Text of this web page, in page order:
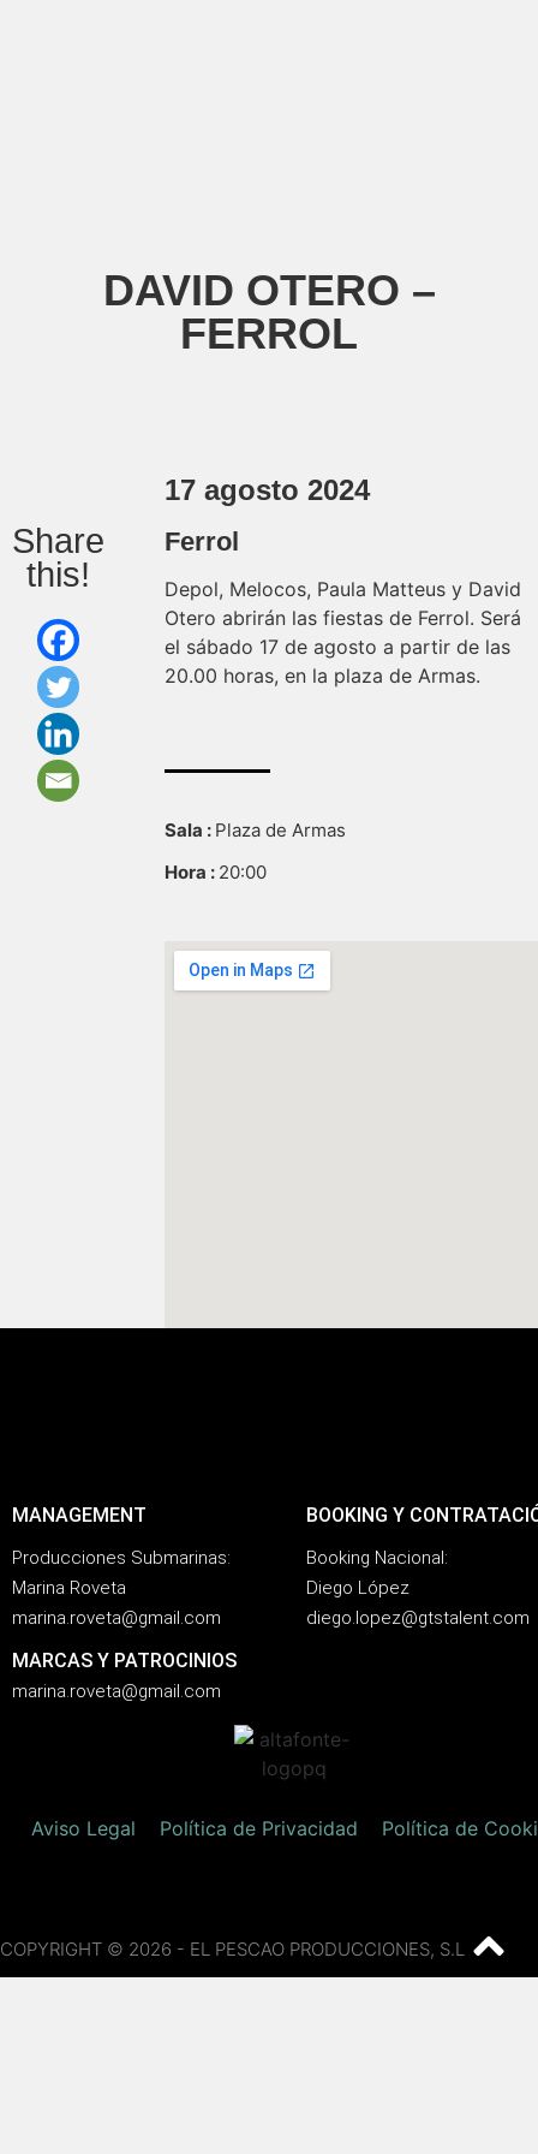
DAVID OTERO –
FERROL
Share
this!
17 agosto 2024
Ferrol
Depol, Melocos, Paula Matteus y David
Otero abrirán las fiestas de Ferrol. Será
el sábado 17 de agosto a partir de las
20.00 horas, en la plaza de Armas.
Sala : Plaza de Armas
Hora : 20:00
MANAGEMENT
Producciones Submarinas:
Marina Roveta
marina.roveta@gmail.com
MARCAS Y PATROCINIOS
marina.roveta@gmail.com
BOOKING Y
Booking Nacional:
Diego López
diego.lopez@gtstalent.com
Aviso Legal Política de Privacidad Política de
COPYRIGHT © 2026 - EL PESCAO PRODUCCIONES, S.L